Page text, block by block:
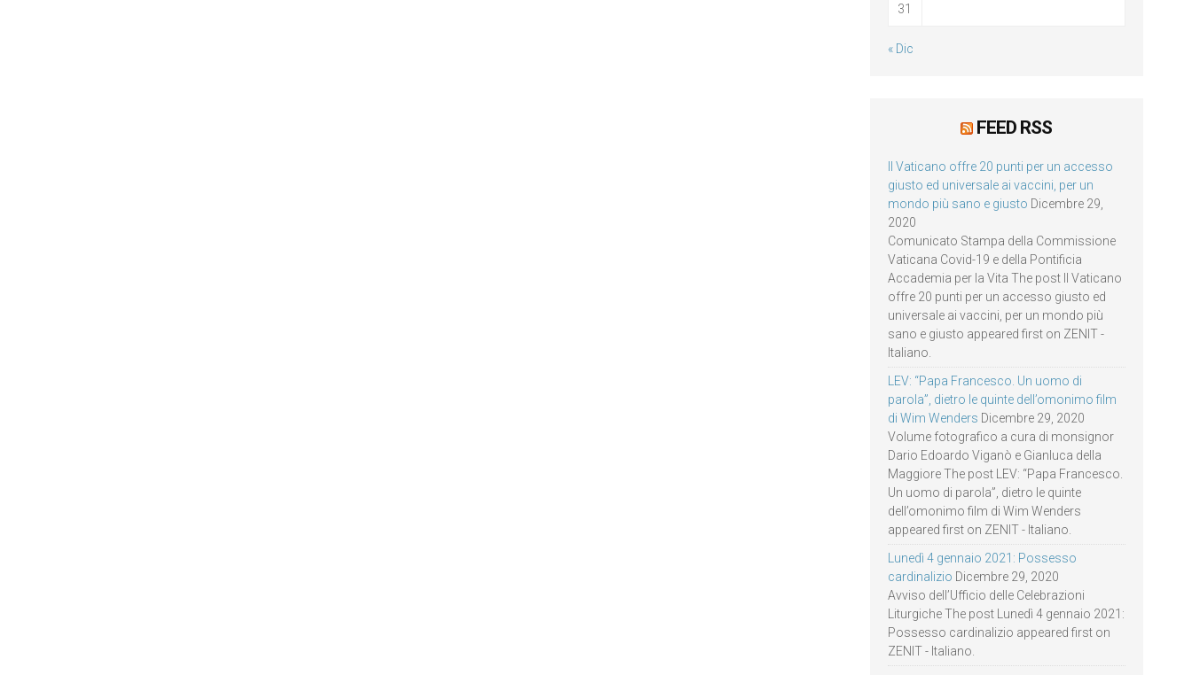
31
« Dic
FEED RSS
Il Vaticano offre 20 punti per un accesso
giusto ed universale ai vaccini, per un
mondo più sano e giusto Dicembre 29,
2020
Comunicato Stampa della Commissione
Vaticana Covid-19 e della Pontificia
Accademia per la Vita The post Il Vaticano
offre 20 punti per un accesso giusto ed
universale ai vaccini, per un mondo più
sano e giusto appeared first on ZENIT -
Italiano.
LEV: “Papa Francesco. Un uomo di
parola”, dietro le quinte dell’omonimo film
di Wim Wenders Dicembre 29, 2020
Volume fotografico a cura di monsignor
Dario Edoardo Viganò e Gianluca della
Maggiore The post LEV: “Papa Francesco.
Un uomo di parola”, dietro le quinte
dell’omonimo film di Wim Wenders
appeared first on ZENIT - Italiano.
Lunedì 4 gennaio 2021: Possesso
cardinalizio Dicembre 29, 2020
Avviso dell’Ufficio delle Celebrazioni
Liturgiche The post Lunedì 4 gennaio 2021:
Possesso cardinalizio appeared first on
ZENIT - Italiano.